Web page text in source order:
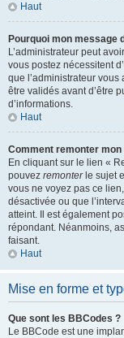
Haut
Pourquoi mon message
L’administrateur peut
vous postez nécessitent
que l’administrateur
être validés avant d’être
d’informations.
Haut
Comment remonter mon
En cliquant sur le lien «
pouvez remonterle sujet
vous ne voyez pas ce
désactivée ou que
atteint. Il est également
répondant. Néanmoins,
faisant.
Haut
Mise en forme et
Que sont les BBCodes ?
Le BBCode est une